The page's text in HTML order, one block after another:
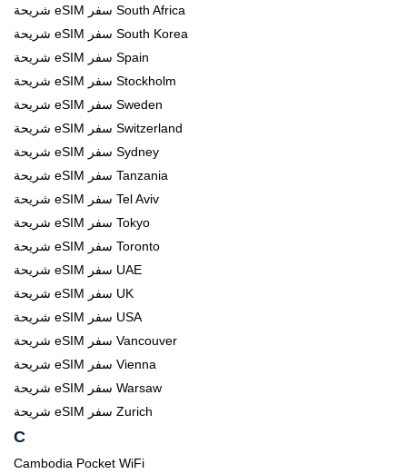
شريحة eSIM سفر South Africa
شريحة eSIM سفر South Korea
شريحة eSIM سفر Spain
شريحة eSIM سفر Stockholm
شريحة eSIM سفر Sweden
شريحة eSIM سفر Switzerland
شريحة eSIM سفر Sydney
شريحة eSIM سفر Tanzania
شريحة eSIM سفر Tel Aviv
شريحة eSIM سفر Tokyo
شريحة eSIM سفر Toronto
شريحة eSIM سفر UAE
شريحة eSIM سفر UK
شريحة eSIM سفر USA
شريحة eSIM سفر Vancouver
شريحة eSIM سفر Vienna
شريحة eSIM سفر Warsaw
شريحة eSIM سفر Zurich
C
Cambodia Pocket WiFi